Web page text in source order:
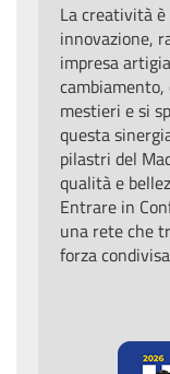
La creatività
innovazione,
impresa
mestieri e si
questa
pilastri del
qualità e
Entrare in
una rete che
forza